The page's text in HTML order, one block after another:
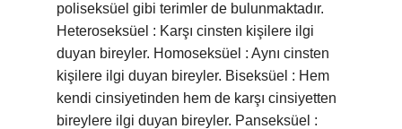
poliseksüel gibi terimler de bulunmaktadır.
Heteroseksüel : Karşı cinsten kişilere ilgi
duyan bireyler. Homoseksüel : Aynı cinsten
kişilere ilgi duyan bireyler. Biseksüel : Hem
kendi cinsiyetinden hem de karşı cinsiyetten
bireylere ilgi duyan bireyler. Panseksüel :